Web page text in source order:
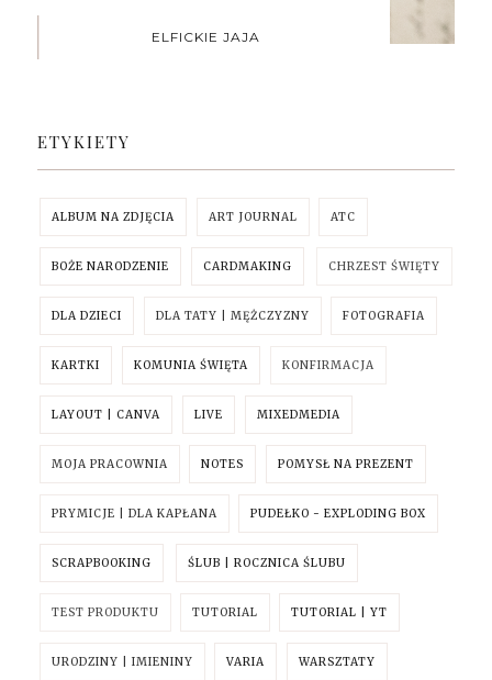
ELFICKIE JAJA
ETYKIETY
ALBUM NA ZDJĘCIA ART JOURNAL ATC
BOŻE NARODZENIE CARDMAKING CHRZEST ŚWIĘTY
DLA DZIECI DLA TATY | MĘŻCZYZNY FOTOGRAFIA
KARTKI KOMUNIA ŚWIĘTA KONFIRMACJA
LAYOUT | CANVA LIVE MIXEDMEDIA
MOJA PRACOWNIA NOTES POMYSŁ NA PREZENT
PRYMICJE | DLA KAPŁANA PUDEŁKO - EXPLODING BOX
SCRAPBOOKING ŚLUB | ROCZNICA ŚLUBU
TEST PRODUKTU TUTORIAL TUTORIAL | YT
URODZINY | IMIENINY VARIA WARSZTATY